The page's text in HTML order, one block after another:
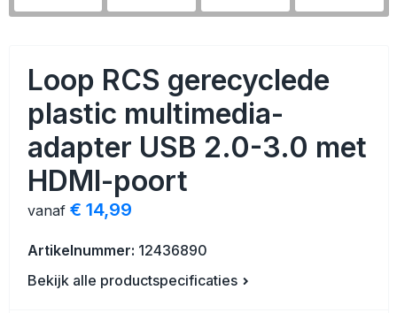
Veiligheid, Auto en Fiets
Anti-stress
Kerst
Sinterklaas
Strandtassen
Waterbestendige tassen
Reistassensets
Duffeltassen
Loop RCS gerecyclede
plastic multimedia-
adapter USB 2.0-3.0 met
HDMI-poort
vanaf € 14,99
Artikelnummer: 12436890
Bekijk alle productspecificaties